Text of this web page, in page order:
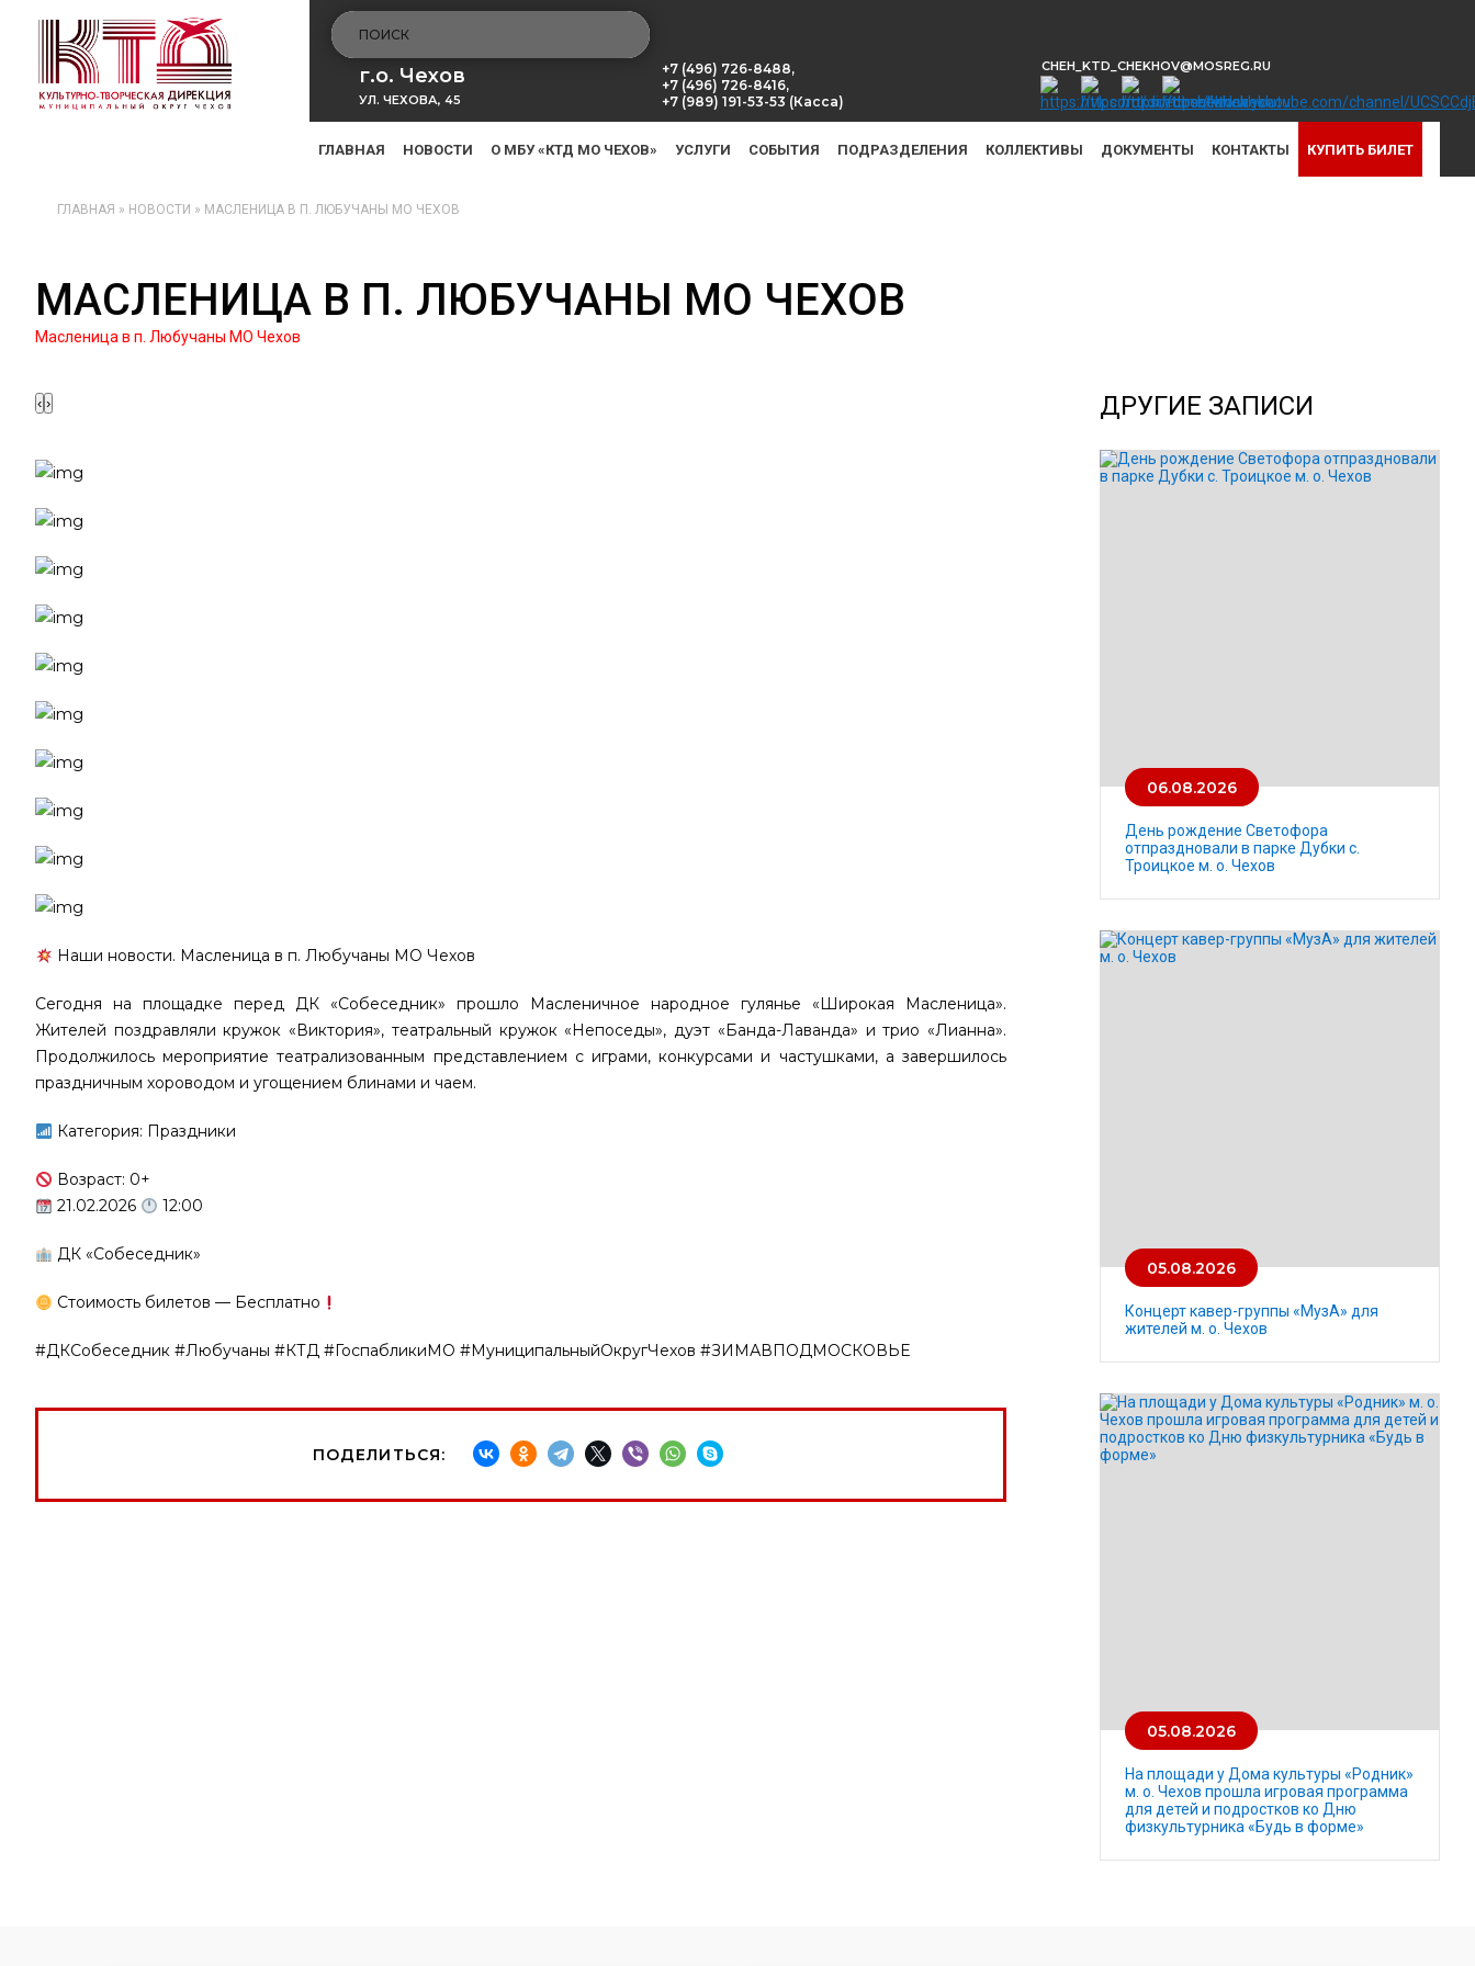
г.о. Чехов
УЛ. ЧЕХОВА, 45
+7 (496) 726-8488,
+7 (496) 726-8416,
+7 (989) 191-53-53 (Касса)
CHEH_KTD_CHEKHOV@MOSREG.RU
ГЛАВНАЯ НОВОСТИ О МБУ «КТД МО ЧЕХОВ» УСЛУГИ СОБЫТИЯ ПОДРАЗДЕЛЕНИЯ КОЛЛЕКТИВЫ ДОКУМЕНТЫ КОНТАКТЫ КУПИТЬ БИЛЕТ
ГЛАВНАЯ » НОВОСТИ » МАСЛЕНИЦА В П. ЛЮБУЧАНЫ МО ЧЕХОВ
МАСЛЕНИЦА В П. ЛЮБУЧАНЫ МО ЧЕХОВ
Масленица в п. Любучаны МО Чехов
‹ ›
Наши новости. Масленица в п. Любучаны МО Чехов
Сегодня на площадке перед ДК «Собеседник» прошло Масленичное народное гулянье «Широкая Масленица».
Жителей поздравляли кружок «Виктория», театральный кружок «Непоседы», дуэт «Банда-Лаванда» и трио «Лианна».
Продолжилось мероприятие театрализованным представлением с играми, конкурсами и частушками, а завершилось
праздничным хороводом и угощением блинами и чаем.
Категория: Праздники
Возраст: 0+
21.02.2026
12:00
ДК «Собеседник»
Стоимость билетов — Бесплатно
#ДКСобеседник #Любучаны #КТД #ГоспабликиМО #МуниципальныйОкругЧехов #ЗИМАВПОДМОСКОВЬЕ
ПОДЕЛИТЬСЯ:
ДРУГИЕ ЗАПИСИ
06.08.2026
День рождение Светофора
отпраздновали в парке Дубки с.
Троицкое м. о. Чехов
05.08.2026
Концерт кавер-группы «МузА» для
жителей м. о. Чехов
05.08.2026
На площади у Дома культуры «Родник»
м. о. Чехов прошла игровая программа
для детей и подростков ко Дню
физкультурника «Будь в форме»